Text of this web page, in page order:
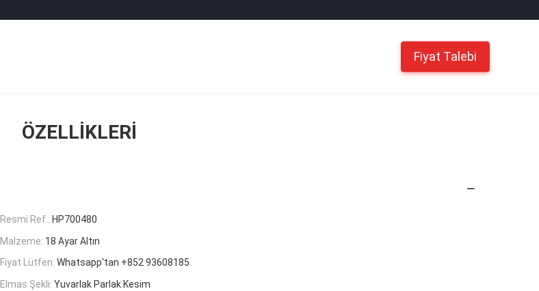
Fiyat Talebi
ÖZELLIKLERI
Resmi Ref.: HP700480
Malzeme: 18 Ayar Altın
Fiyat Lütfen: Whatsapp'tan +852 93608185
Elmas Şekli: Yuvarlak Parlak Kesim